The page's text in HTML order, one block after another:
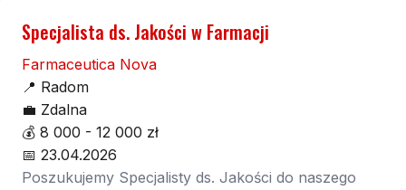
Specjalista ds. Jakości w Farmacji
Farmaceutica Nova
📍 Radom
💼 Zdalna
💰 8 000 - 12 000 zł
📅 23.04.2026
Poszukujemy Specjalisty ds. Jakości do naszego